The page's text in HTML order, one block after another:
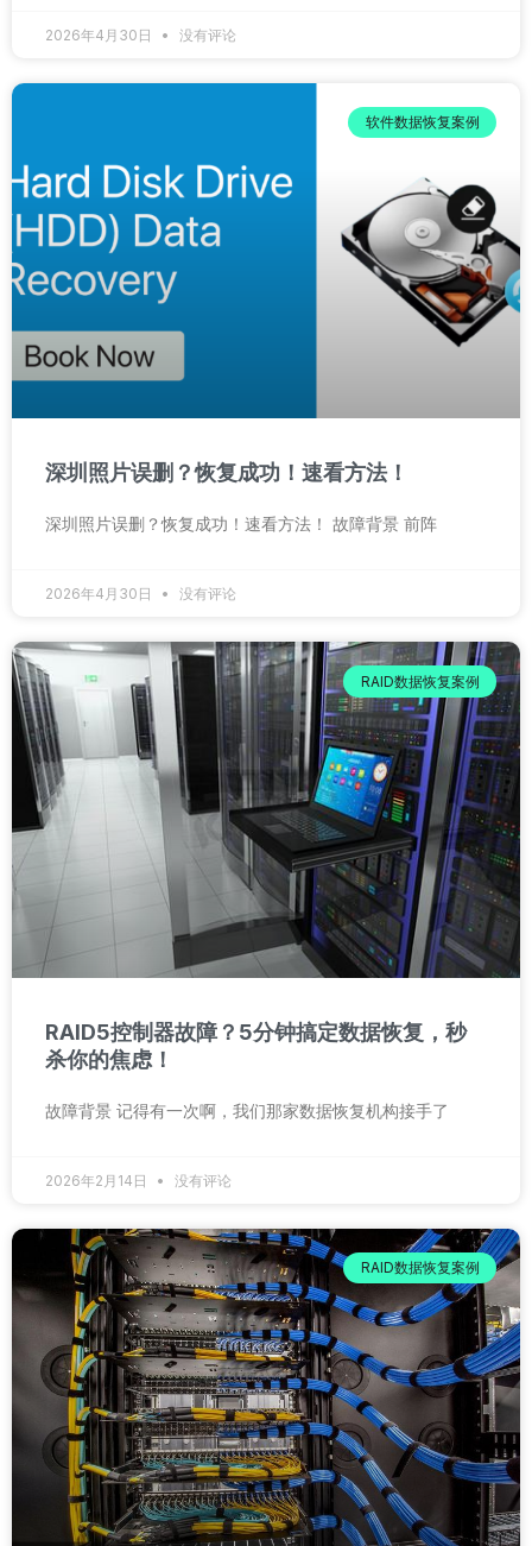
2026年4月30日 没有评论
软件数据恢复案例
深圳照片误删？恢复成功！速看方法！
深圳照片误删？恢复成功！速看方法！ 故障背景 前阵
2026年4月30日 没有评论
RAID数据恢复案例
RAID5控制器故障？5分钟搞定数据恢复，秒
杀你的焦虑！
故障背景 记得有一次啊，我们那家数据恢复机构接手了
2026年2月14日 没有评论
RAID数据恢复案例